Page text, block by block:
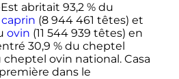
abritait 93,2 % du
caprin (8 944 461 têtes) et
ovin (11 544 939 têtes) en
30,9 % du cheptel
cheptel ovin national. Casa
dans le